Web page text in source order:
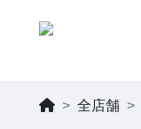
全店舗